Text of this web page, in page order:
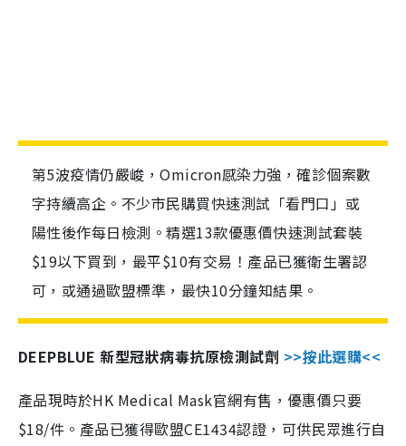
第5波疫情仍嚴峻，Omicron感染力強，確診個案數
字持續高企。不少市民購買快速測試「看門口」或
陽性後作每日檢測。精選13款優惠價快速測試套裝
$19以下買到，最平$10有交易！產品已獲衛生署認
可，或通過歐盟標準，最快10分鐘知結果。
DEEPBLUE 新型冠狀病毒抗原檢測試劑 >>按此選購<<
產品現時於HK Medical Mask官網有售，優惠價只要
$18/件。產品已獲得歐盟CE1434認證，可供民眾進行自